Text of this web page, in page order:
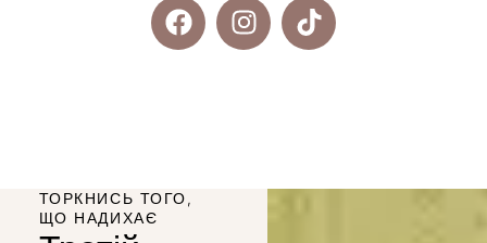
ТОРКНИСЬ ТОГО,
ЩО НАДИХАЄ